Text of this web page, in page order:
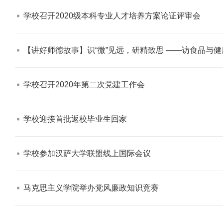
学校召开2020级本科专业人才培养方案论证评审会​
【讲好师德故事】识“微”见远，研精致思 ——访食品与
学校召开2020年第二次党建工作会​
学校迎接首批返校毕业生回家​
学校参加汉萨大学联盟线上国际会议​
马克思主义学院举办党风廉政知识竞赛​